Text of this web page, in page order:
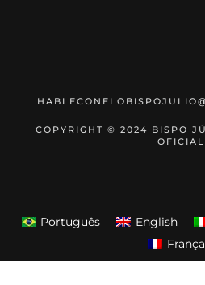
COPYRIGHT © 2024 BISPO
OFICIAL
Português English